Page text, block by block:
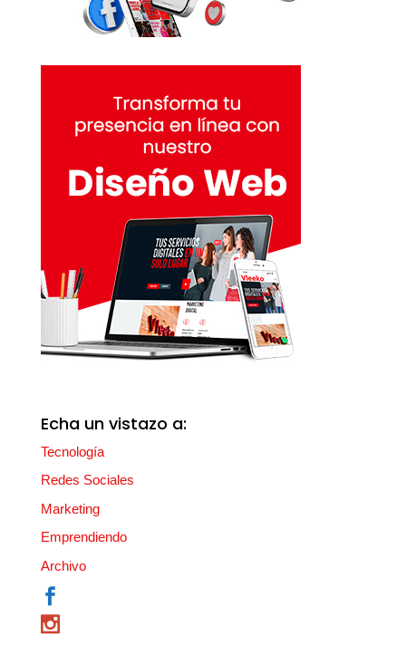
Echa un vistazo a:
Tecnología
Redes Sociales
Marketing
Emprendiendo
Archivo